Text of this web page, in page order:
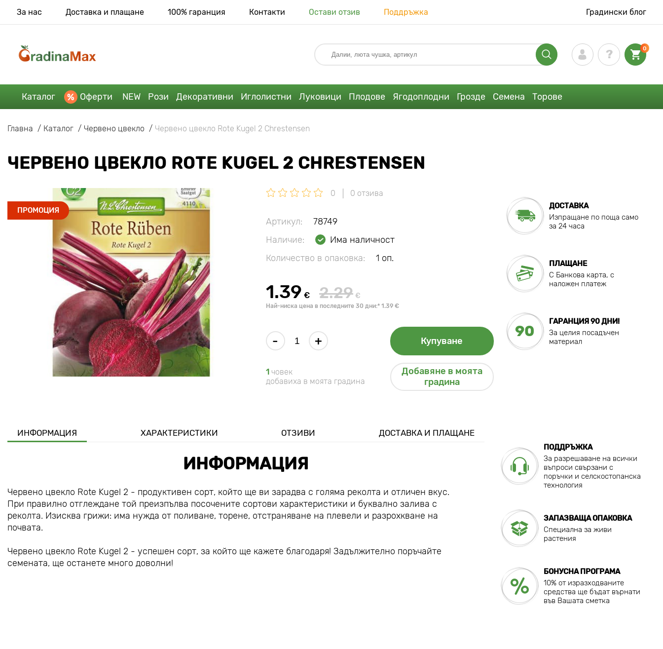
За нас Доставка и плащане 100% гаранция Контакти Остави отзив Поддръжка Градински блог
0
Каталог Оферти NEW Рози Декоративни Иглолистни Луковици Плодове Ягодоплодни Грозде Семена Торове
Главна Каталог Червено цвекло Червено цвекло Rote Kugel 2 Chrestensen
ЧЕРВЕНО ЦВЕКЛО ROTE KUGEL 2 CHRESTENSEN
ПРОМОЦИЯ
0 0 отзива
Артикул:
78749
Наличие:
Има наличност
Количество в опаковка:
1 оп.
1.39 € 2.29 €
Най-ниска цена в последните 30 дни:* 1.39 €
- + Купуване
1 човек
добавиха в моята градина
Добавяне в моята
градина
ДОСТАВКА
Изпращане по поща само
за 24 часа
ПЛАЩАНЕ
C Банкова карта, с
наложен платеж
90
ГАРАНЦИЯ 90 ДНИ!
За целия посадъчен
материал
ИНФОРМАЦИЯ ХАРАКТЕРИСТИКИ ОТЗИВИ ДОСТАВКА И ПЛАЩАНЕ
ИНФОРМАЦИЯ
Червено цвекло Rote Kugel 2 - продуктивен сорт, който ще ви зарадва с голяма реколта и отличен вкус.
При правилно отглеждане той преизпълва посочените сортови характеристики и буквално залива с
реколта. Изисква грижи: има нужда от поливане, торене, отстраняване на плевели и разрохкване на
почвата.
Червено цвекло Rote Kugel 2 - успешен сорт, за който ще кажете благодаря! Задължително поръчайте
семената, ще останете много доволни!
ПОДДРЪЖКА
За разрешаване на всички
въпроси свързани с
поръчки и селскостопанска
технология
ЗАПАЗВАЩА ОПАКОВКА
Специална за живи
растения
БОНУСНА ПРОГРАМА
10% от изразходваните
средства ще бъдат върнати
във Вашата сметка